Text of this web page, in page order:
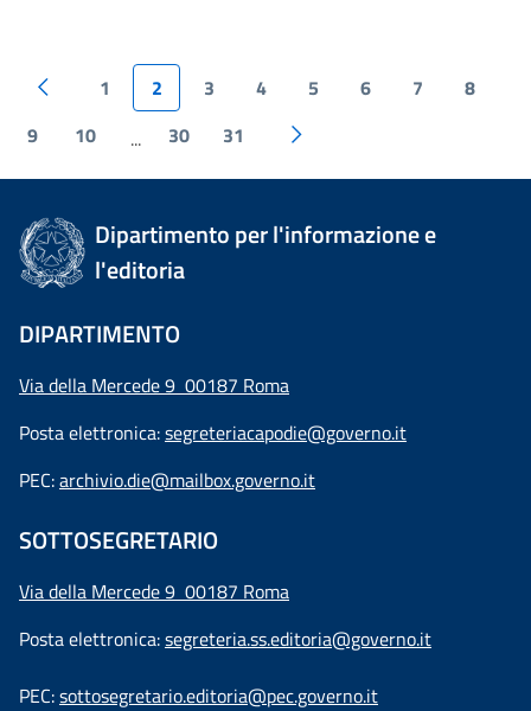
1 2 3 4 5 6 7
8
9
10 ... 30 31
Dipartimento per l'informazione e
l'editoria
DIPARTIMENTO
Via della Mercede 9 00187 Roma
Posta elettronica:segreteriacapodie@governo.it
PEC:archivio.die@mailbox.governo.it
SOTTOSEGRETARIO
Via della Mercede 9 00187 Roma
Posta elettronica:segreteria.ss.editoria@governo.it
PEC:sottosegretario.editoria@pec.governo.it